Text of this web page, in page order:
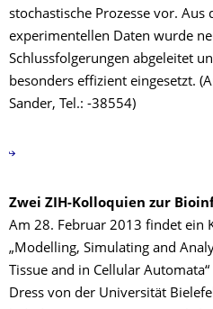
stochastische Prozesse vor. Aus
experimentellen Daten wurde
Schlussfolgerungen abgeleitet
besonders effizient eingesetzt.
Sander, Tel.: -38554)
Zwei ZIH-Kolloquien zur
Am 28. Februar 2013 findet ein
„Modelling, Simulating and
Tissue and in Cellular
Dress von der Universität